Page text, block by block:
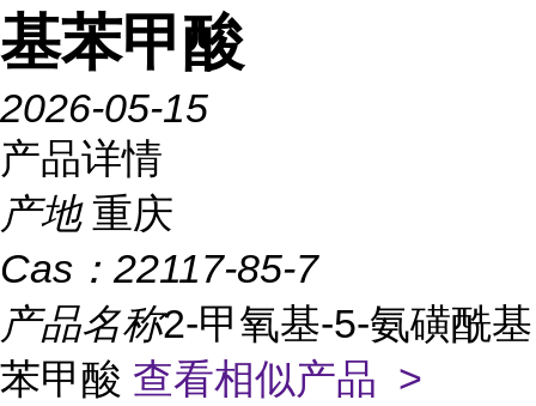
基苯甲酸
2026-05-15
产品详情
产地 重庆
Cas： 22117-85-7
产品名称2-甲氧基-5-氨磺酰基
苯甲酸 查看相似产品 >